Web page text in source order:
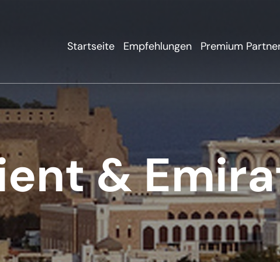
Startseite Empfehlungen Premium
&